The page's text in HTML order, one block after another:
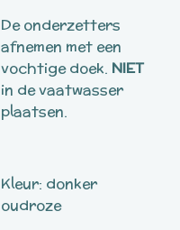
De onderzetters
afnemen met een
vochtige doek. NIET
in de vaatwasser
plaatsen.
Kleur: donker
oudroze